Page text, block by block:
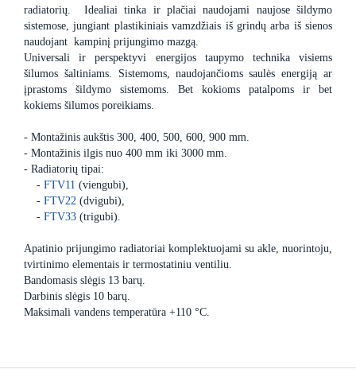
radiatorių. Idealiai tinka ir plačiai naudojami naujose šildymo
sistemose, jungiant plastikiniais vamzdžiais iš grindų arba iš sienos
naudojant kampinį prijungimo mazgą.
Universali ir perspektyvi energijos taupymo technika visiems
šilumos šaltiniams. Sistemoms, naudojančioms saulės energiją ar
įprastoms šildymo sistemoms. Bet kokioms patalpoms ir bet
kokiems šilumos poreikiams.
- Montažinis aukštis 300, 400, 500, 600, 900 mm.
- Montažinis ilgis nuo 400 mm iki 3000 mm.
- Radiatorių tipai:
- FTV11 (viengubi),
- FTV22 (dvigubi),
- FTV33 (trigubi).
Apatinio prijungimo radiatoriai komplektuojami su akle, nuorintoju,
tvirtinimo elementais ir termostatiniu ventiliu.
Bandomasis slėgis 13 barų.
Darbinis slėgis 10 barų.
Maksimali vandens temperatūra +110 °C.